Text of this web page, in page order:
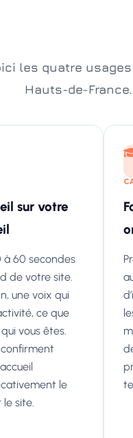
les quatre
Hauts-de-
sur votre
à 60 secondes
de votre site.
une voix qui
ce que
vous êtes.
confirment
le
site.